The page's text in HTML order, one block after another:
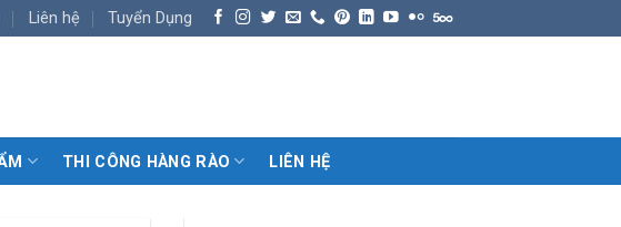
Liên hệ Tuyển Dụng
THI CÔNG HÀNG RÀO LIÊN HỆ